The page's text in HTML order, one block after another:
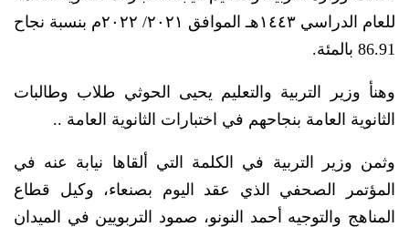
للعام الدراسي ١٤٤٣هـ الموافق ٢٠٢١/ ٢٠٢٢م بنسبة نجاح
86.91 بالمئة.
وهنأ وزير التربية والتعليم يحيى الحوثي طلاب وطالبات
الثانوية العامة بنجاحهم في اختبارات الثانوية العامة ..
وثمن وزير التربية في الكلمة التي ألقاها نيابة عنه في
المؤتمر الصحفي الذي عقد اليوم بصنعاء، وكيل قطاع
المناهج والتوجيه أحمد النونو، صمود التربويين في الميدان